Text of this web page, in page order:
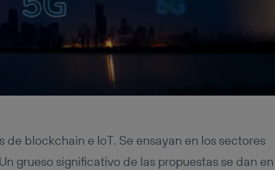
blockchain e IoT. Se ensayan en los sectores
grueso significativo de las propuestas se dan en